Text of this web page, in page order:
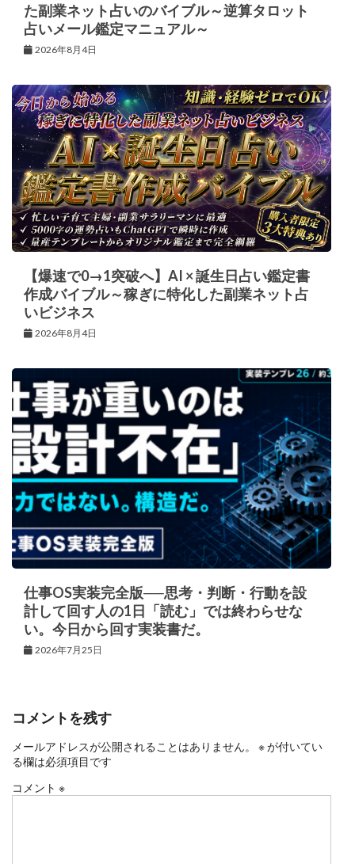
た副業ネット占いのバイブル～逆算タロット
占いメール鑑定マニュアル～
2026年8月4日
【爆速で0→1突破へ】AI × 誕生日占い鑑定書
作成バイブル～稼ぎに特化した副業ネット占
いビジネス
2026年8月4日
仕事OS実装完全版──思考・判断・行動を設
計して回す人の1日「読む」では終わらせな
い。今日から回す実装書だ。
2026年7月25日
コメントを残す
メールアドレスが公開されることはありません。 ※が付いてい
る欄は必須項目です
コメント ※